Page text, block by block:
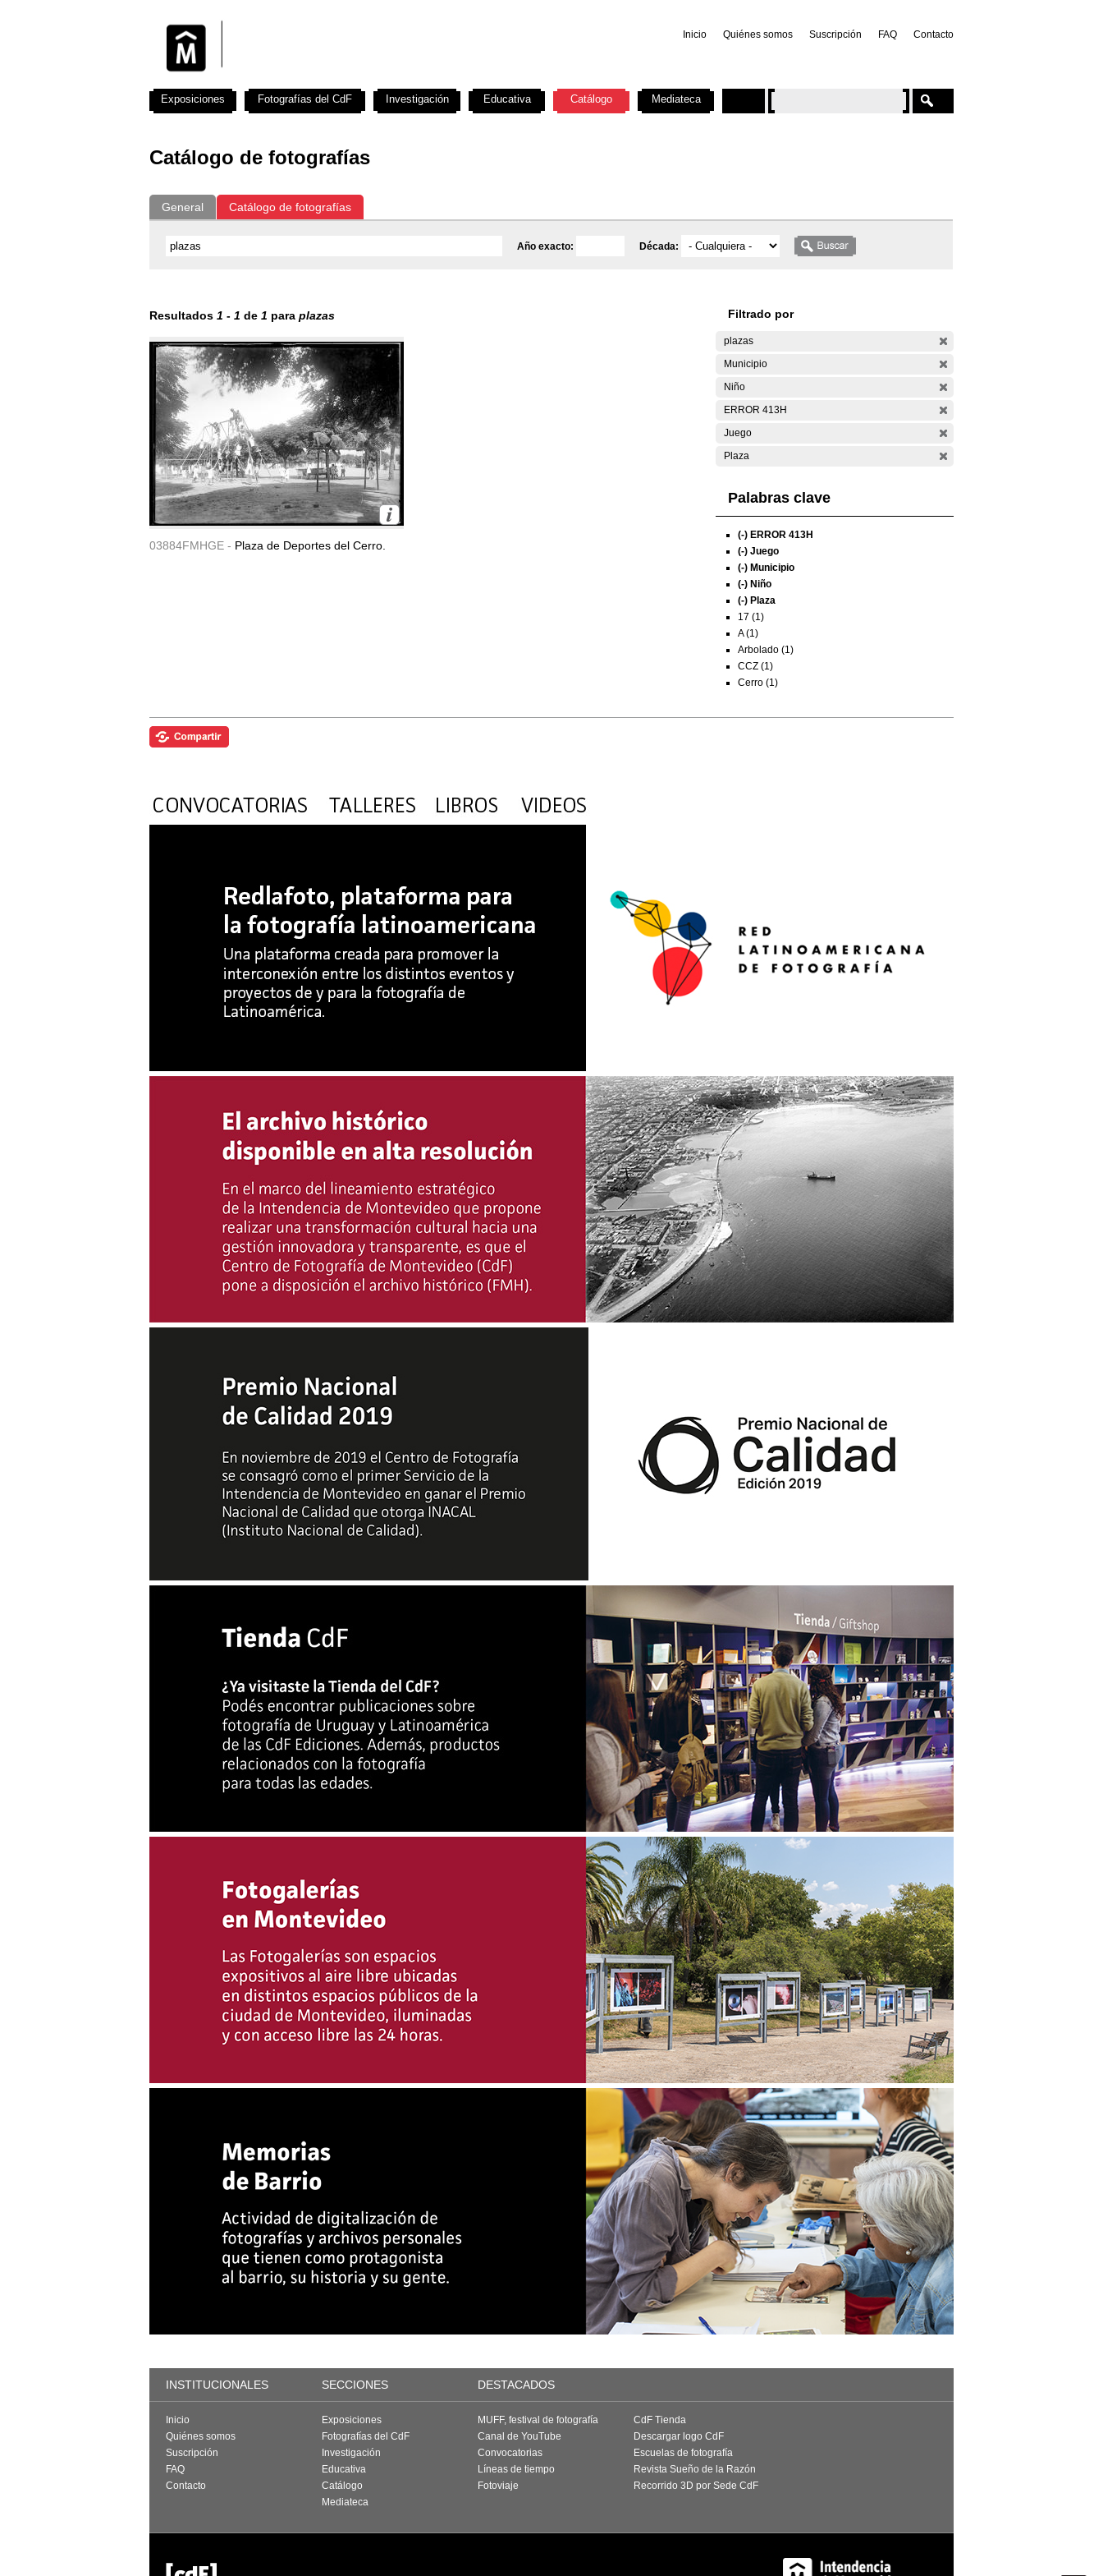
Inicio Quiénes somos Suscripción FAQ Contacto
Catálogo de fotografías
General Catálogo de fotografías
Año exacto: Década:
Resultados 1 - 1 de 1 para plazas
03884FMHGE - Plaza de Deportes del Cerro.
Filtrado por
plazas
Municipio
Niño
ERROR 413H
Juego
Plaza
Palabras clave
(-) ERROR 413H
(-) Juego
(-) Municipio
(-) Niño
(-) Plaza
17 (1)
A (1)
Arbolado (1)
CCZ (1)
Cerro (1)
Exposiciones Fotografías del CdF Investigación Educativa Catálogo Mediateca
INSTITUCIONALES SECCIONES DESTACADOS
Inicio
Quiénes somos
Suscripción
FAQ
Contacto
Exposiciones
Fotografías del CdF
Investigación
Educativa
Catálogo
Mediateca
MUFF, festival de fotografía
Canal de YouTube
Convocatorias
Líneas de tiempo
Fotoviaje
CdF Tienda
Descargar logo CdF
Escuelas de fotografía
Revista Sueño de la Razón
Recorrido 3D por Sede CdF